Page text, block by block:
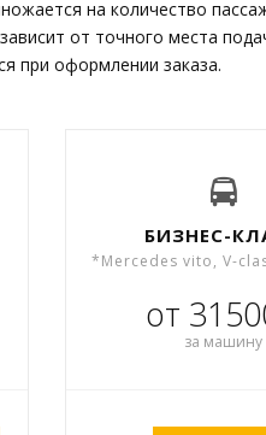
на количество
от точного места
при оформлении заказа.
БИЗНЕС-
*Mercedes vito, V-
от
за машину